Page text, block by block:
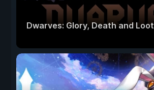
Dwarves: Glory, Death and Loot